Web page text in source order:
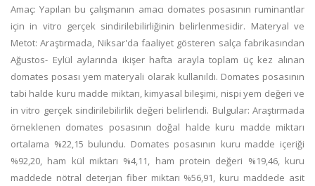
Amaç: Yapılan bu çalışmanın amacı domates posasının ruminantlar
için in vitro gerçek sindirilebilirliğinin belirlenmesidir. Materyal ve
Metot: Araştırmada, Niksar'da faaliyet gösteren salça fabrikasından
Ağustos- Eylül aylarında ikişer hafta arayla toplam üç kez alınan
domates posası yem materyali olarak kullanıldı. Domates posasının
tabi halde kuru madde miktarı, kimyasal bileşimi, nispi yem değeri ve
in vitro gerçek sindirilebilirlik değeri belirlendi. Bulgular: Araştırmada
örneklenen domates posasının doğal halde kuru madde miktarı
ortalama %22,15 bulundu. Domates posasının kuru madde içeriği
%92,20, ham kül miktarı %4,11, ham protein değeri %19,46, kuru
maddede nötral deterjan fiber miktarı %56,91, kuru maddede asit